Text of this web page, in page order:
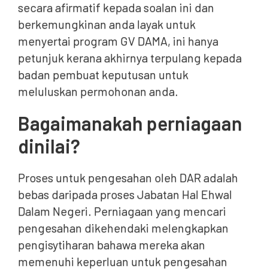
secara afirmatif kepada soalan ini dan
berkemungkinan anda layak untuk
menyertai program GV DAMA, ini hanya
petunjuk kerana akhirnya terpulang kepada
badan pembuat keputusan untuk
meluluskan permohonan anda.
Bagaimanakah perniagaan
dinilai?
Proses untuk pengesahan oleh DAR adalah
bebas daripada proses Jabatan Hal Ehwal
Dalam Negeri. Perniagaan yang mencari
pengesahan dikehendaki melengkapkan
pengisytiharan bahawa mereka akan
memenuhi keperluan untuk pengesahan